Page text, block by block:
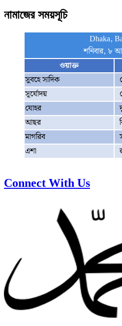
নামাজের সময়সূচি
Dhaka,
শনিবার, ৮
ওয়াক্ত
সুবহে সাদিক
সূর্যোদয়
যোহর
আছর
মাগরিব
এশা
Connect With Us